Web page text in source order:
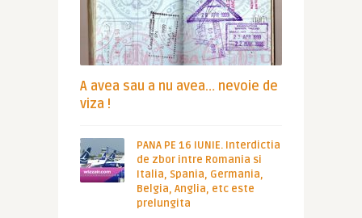
A avea sau a nu avea… nevoie de
viza !
PANA PE 16 IUNIE. Interdictia
de zbor intre Romania si
Italia, Spania, Germania,
Belgia, Anglia, etc este
prelungita